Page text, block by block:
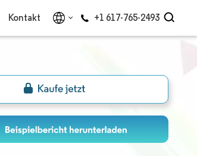
Kontakt +1 617-765-2493